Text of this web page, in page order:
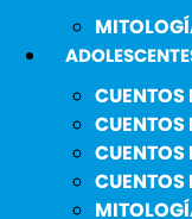
CUENTOS
CUENTOS
CUENTOS
CUENTOS